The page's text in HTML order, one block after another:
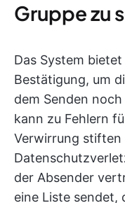
Gruppe zu
Das System
Bestätigung, um
dem Senden
kann zu Fehlern
Verwirrung stiften
der Absender
eine Liste sendet,